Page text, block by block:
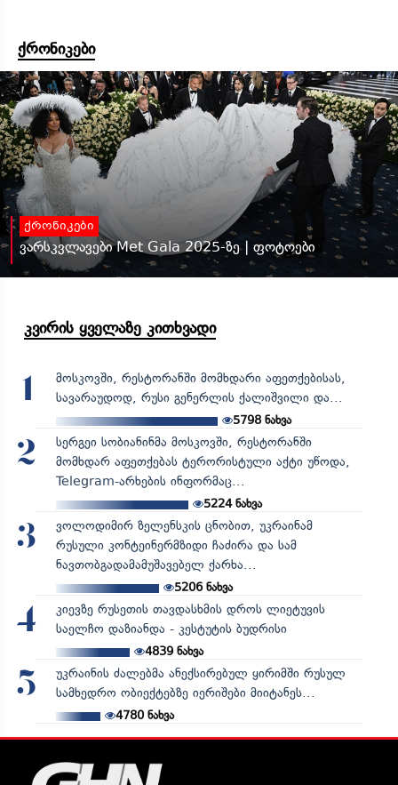
ქრონიკები
ქრონიკები
ვარსკვლავები Met Gala 2025-ზე | ფოტოები
კვირის ყველაზე კითხვადი
1
მოსკოვში, რესტორანში მომხდარი აფეთქებისას,
სავარაუდოდ, რუსი გენერლის ქალიშვილი და...
5798 ნახვა
2
სერგეი სობიანინმა მოსკოვში, რესტორანში
მომხდარ აფეთქებას ტერორისტული აქტი უწოდა,
Telegram-არხების ინფორმაც...
5224ნახვა
3
ვოლოდიმირ ზელენსკის ცნობით, უკრაინამ
რუსული კონტეინერმზიდი ჩაძირა და სამ
ნავთობგადამამუშავებელ ქარხა...
5206ნახვა
4
კიევზე რუსეთის თავდასხმის დროს ლიეტუვის
საელჩო დაზიანდა - კესტუტის ბუდრისი
4839ნახვა
5
უკრაინის ძალებმა ანექსირებულ ყირიმში რუსულ
სამხედრო ობიექტებზე იერიშები მიიტანეს...
4780ნახვა